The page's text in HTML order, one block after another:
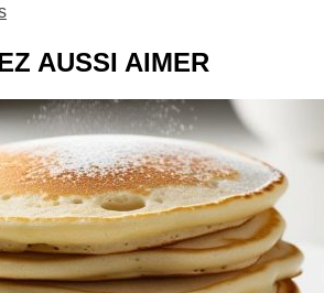
AUSSI AIMER